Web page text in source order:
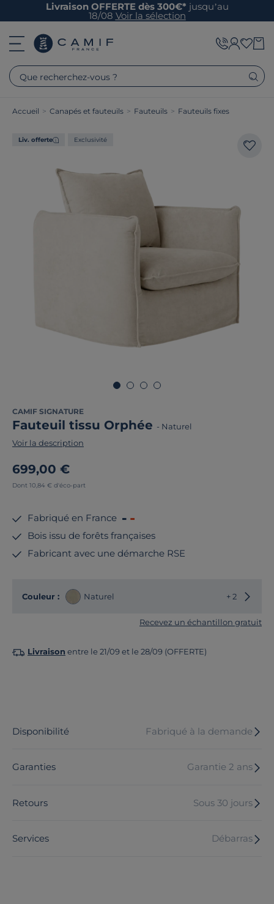
Livraison OFFERTE dès 300€* jusqu’au
18/08 Voir la sélection
Que recherchez-vous ?
Accueil > Canapés et fauteuils > Fauteuils > Fauteuils fixes
Liv. offerte Exclusivité
CAMIF SIGNATURE
Fauteuil tissu Orphée - Naturel
Voir la description
699,00 €
Dont 10,84 € d'éco-part
Fabriqué en France
Bois issu de forêts françaises
Fabricant avec une démarche RSE
Couleur : Naturel + 2
Recevez un échantillon gratuit
Livraison entre le 21/09 et le 28/09 (OFFERTE)
Disponibilité Fabriqué à la demande
Garanties Garantie 2 ans
Retours Sous 30 jours
Services Débarras